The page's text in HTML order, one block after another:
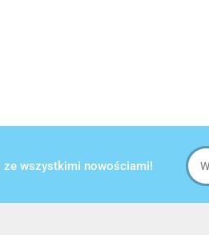
ze wszystkimi nowościami!